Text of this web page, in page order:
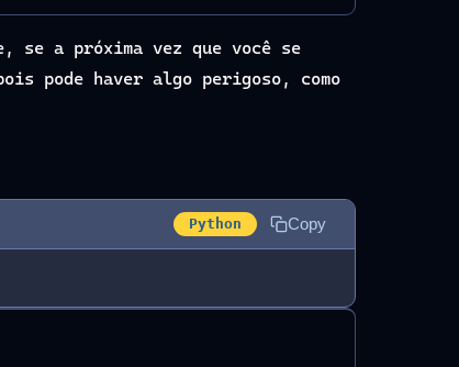
se a próxima vez que você se
pode haver algo perigoso, como
Python Copy